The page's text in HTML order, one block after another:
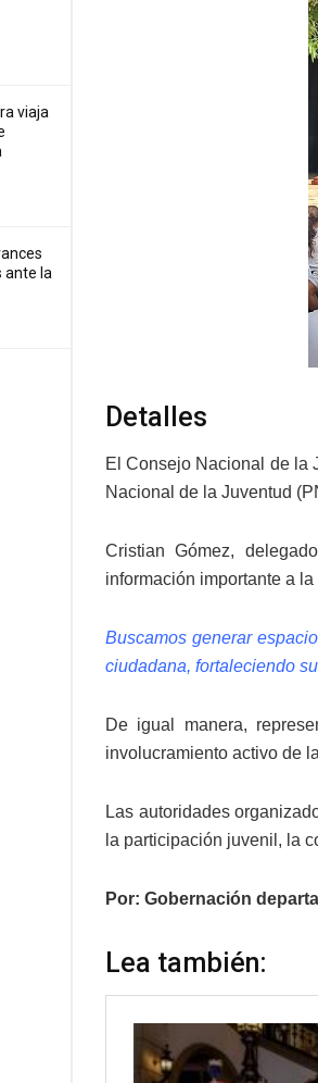
viaja
ante la
Detalles
El Consejo Nacional de la
Nacional de la Juventud
Cristian Gómez,
información importante a
Buscamos generar
ciudadana, fortaleciendo
De igual manera,
involucramiento activo de
Las autoridades
la participación juvenil, la
Por: Gobernación
Lea también: